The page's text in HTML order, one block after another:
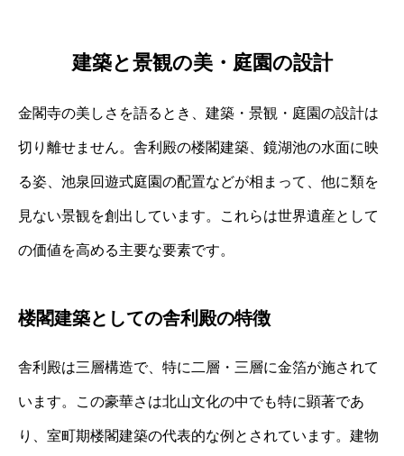
建築と景観の美・庭園の設計
金閣寺の美しさを語るとき、建築・景観・庭園の設計は
切り離せません。舎利殿の楼閣建築、鏡湖池の水面に映
る姿、池泉回遊式庭園の配置などが相まって、他に類を
見ない景観を創出しています。これらは世界遺産として
の価値を高める主要な要素です。
楼閣建築としての舎利殿の特徴
舎利殿は三層構造で、特に二層・三層に金箔が施されて
います。この豪華さは北山文化の中でも特に顕著であ
り、室町期楼閣建築の代表的な例とされています。建物